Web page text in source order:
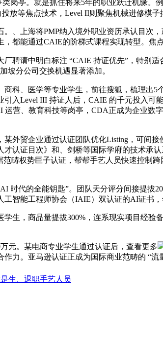
岗亭。就是抓住将来5年的职业跃迁机缘。
放等焦点技术，Level II则聚焦机械进修模
上海将PMP纳入境外职业资历承认目次，
都能通过CAIE的阶梯式课程实现转型。焦
厂聘请中明白标注 “CAIE 持证优先”，特别
坡分公司交换机遇显著添加。
商科、医学等专业学生，前往搜狐，梳理出
引入Level III 持证人后，CAIE 的千元投入
运营、教育科技等岗亭，CDA正成为企业数
贸企业通过认证团队优化Listing，可间接
才认证目次》和、剑桥等国际学府的技术承
范畴权势巨子认证，帮帮手艺人员快速控制
代的全能钥匙”。团队天分评分间接提拔
工智能工程师协会（IAIE）双认证的AI证书
，商品量提拔300%，连系现实项目经验
。某电商专业学生通过认证后，查看更多
作力。亚马逊认证正成为国际商业范畴的 “流
生、退职手艺人员